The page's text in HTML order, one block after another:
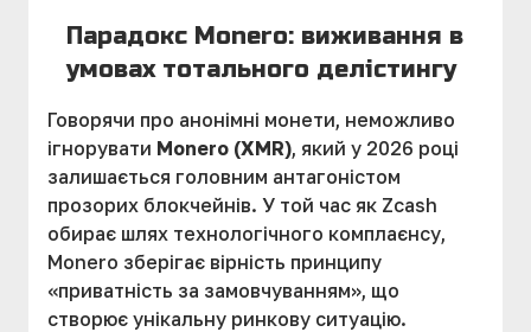
Парадокс Monero: виживання в
умовах тотального делістингу
Говорячи про анонімні монети, неможливо
ігнорувати Monero (XMR), який у 2026 році
залишається головним антагоністом
прозорих блокчейнів. У той час як Zcash
обирає шлях технологічного комплаєнсу,
Monero зберігає вірність принципу
«приватність за замовчуванням», що
створює унікальну ринкову ситуацію.